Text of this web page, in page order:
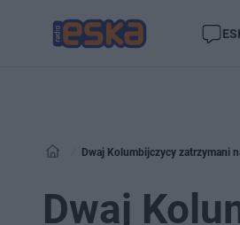
Dwaj Kolumbijczycy zatrzymani
Dwaj